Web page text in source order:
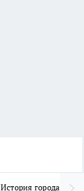
История города Н